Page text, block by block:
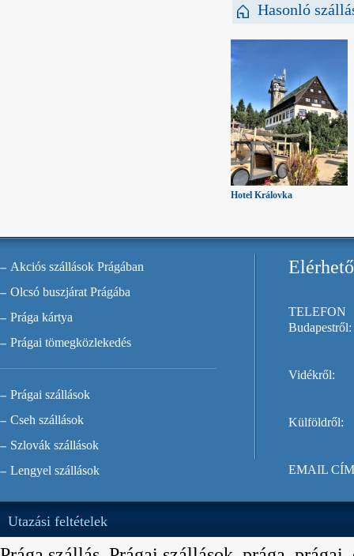
Hasonló
Hotel Královka
Akciós szállások Prágában
Olcsó buszjárat Prágába
Prága kártya
Prágai tömegközlekedés
Prágai szállások
Cseh szállások
Szlovák szállások
Lengyel szállások
TELEFON
Budapestről:
Vidékről:
Külföldről:
EMAIL
Utazási feltételek